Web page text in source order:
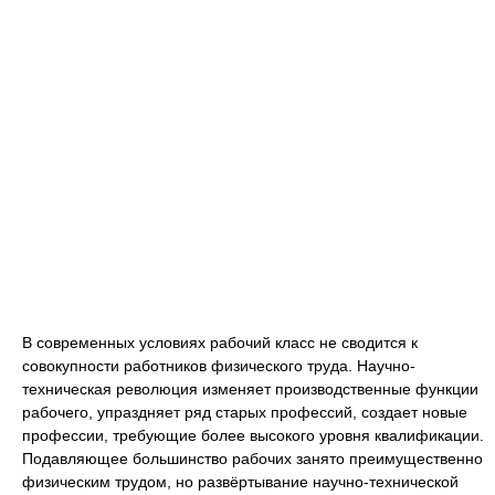
В современных условиях рабочий класс не сводится к
совокупности работников физического труда. Научно-
техническая революция изменяет производственные функции
рабочего, упраздняет ряд старых профессий, создает новые
профессии, требующие более высокого уровня квалификации.
Подавляющее большинство рабочих занято преимущественно
физическим трудом, но развёртывание научно-технической